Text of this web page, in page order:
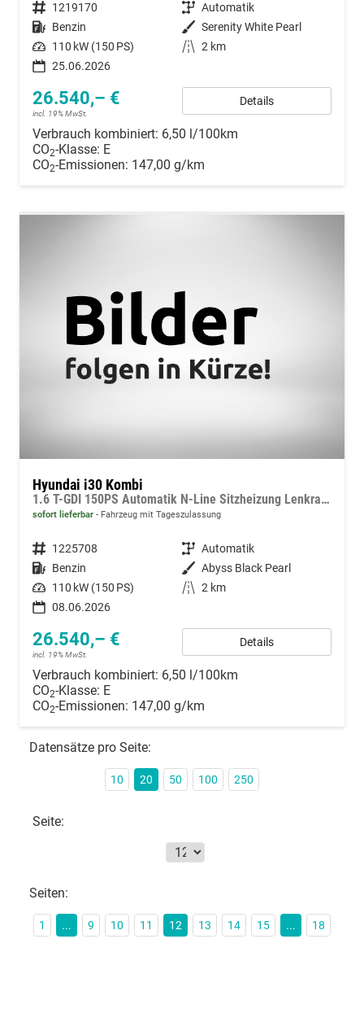
Fahrzeugnummer 1219170 Getriebe Automatik
Kraftstoff Benzin Außenfarbe Serenity White Pearl
Leistung 110 kW (150 PS) Kilometerstand 2 km
25.06.2026
26.540,– €
incl. 19% MwSt.
Details
Verbrauch kombiniert: 6,50 l/100km
CO2-Klasse: E
CO2-Emissionen: 147,00 g/km
Hyundai i30 Kombi
1.6 T-GDI 150PS Automatik N-Line Sitzheizung Lenkradheizung Klimaautomatik Navi 10,3"-Touchscreen Bluelink Apple CarPlay + Android Auto PDC v+h Rückf.Kamera 18-LM
sofort lieferbar Fahrzeug mit Tageszulassung
Fahrzeugnummer 1225708 Getriebe Automatik
Kraftstoff Benzin Außenfarbe Abyss Black Pearl
Leistung 110 kW (150 PS) Kilometerstand 2 km
08.06.2026
26.540,– €
incl. 19% MwSt.
Details
Verbrauch kombiniert: 6,50 l/100km
CO2-Klasse: E
CO2-Emissionen: 147,00 g/km
Datensätze pro Seite:
10 20 50 100 250
Seite:
Seiten:
1 ... 9 10 11 12 13 14 15 ... 18